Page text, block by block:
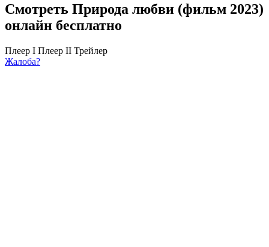
Смотреть Природа любви (фильм 2023)
онлайн бесплатно
Плеер I Плеер II Трейлер
Жалоба?